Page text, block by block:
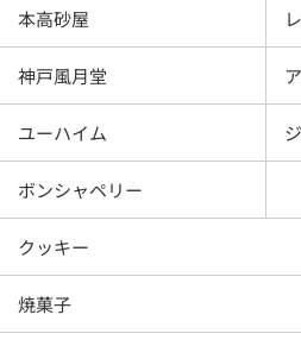
本高砂屋
神戸風月堂
ユーハイム
ボンシャペリー
クッキー
焼菓子